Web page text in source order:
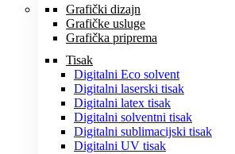
Grafički dizajn
Grafičke usluge
Grafička priprema
Tisak
Digitalni Eco solvent
Digitalni laserski tisak
Digitalni latex tisak
Digitalni solventni tisak
Digitalni sublimacijski tisak
Digitalni UV tisak